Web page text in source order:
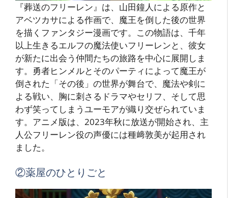
『葬送のフリーレン』は、山田鐘人による原作と
アベツカサによる作画で、魔王を倒した後の世界
を描くファンタジー漫画です。この物語は、千年
以上生きるエルフの魔法使いフリーレンと、彼女
が新たに出会う仲間たちの旅路を中心に展開しま
す。勇者ヒンメルとそのパーティによって魔王が
倒された「その後」の世界が舞台で、魔法や剣に
よる戦い、胸に刺さるドラマやセリフ、そして思
わず笑ってしまうユーモアが織り交ぜられていま
す。アニメ版は、2023年秋に放送が開始され、主
人公フリーレン役の声優には種﨑敦美が起用され
ました。
②薬屋のひとりごと